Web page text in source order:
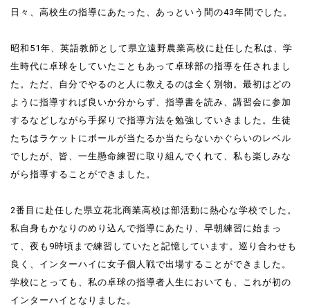
日々、高校生の指導にあたった、あっという間の43年間でした。
昭和51年、英語教師として県立遠野農業高校に赴任した私は、学
生時代に卓球をしていたこともあって卓球部の指導を任されまし
た。ただ、自分でやるのと人に教えるのは全く別物。最初はどの
ように指導すれば良いか分からず、指導書を読み、講習会に参加
するなどしながら手探りで指導方法を勉強していきました。生徒
たちはラケットにボールが当たるか当たらないかぐらいのレベル
でしたが、皆、一生懸命練習に取り組んでくれて、私も楽しみな
がら指導することができました。
2番目に赴任した県立花北商業高校は部活動に熱心な学校でした。
私自身もかなりのめり込んで指導にあたり、早朝練習に始まっ
て、夜も9時頃まで練習していたと記憶しています。巡り合わせも
良く、インターハイに女子個人戦で出場することができました。
学校にとっても、私の卓球の指導者人生においても、これが初の
インターハイとなりました。